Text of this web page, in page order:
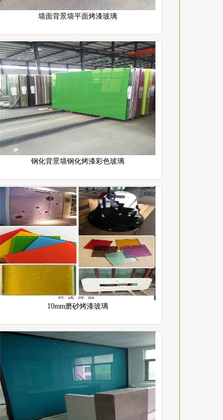
墙面背景墙平面烤漆玻璃
钢化背景墙钢化烤漆彩色玻璃
10mm磨砂烤漆玻璃